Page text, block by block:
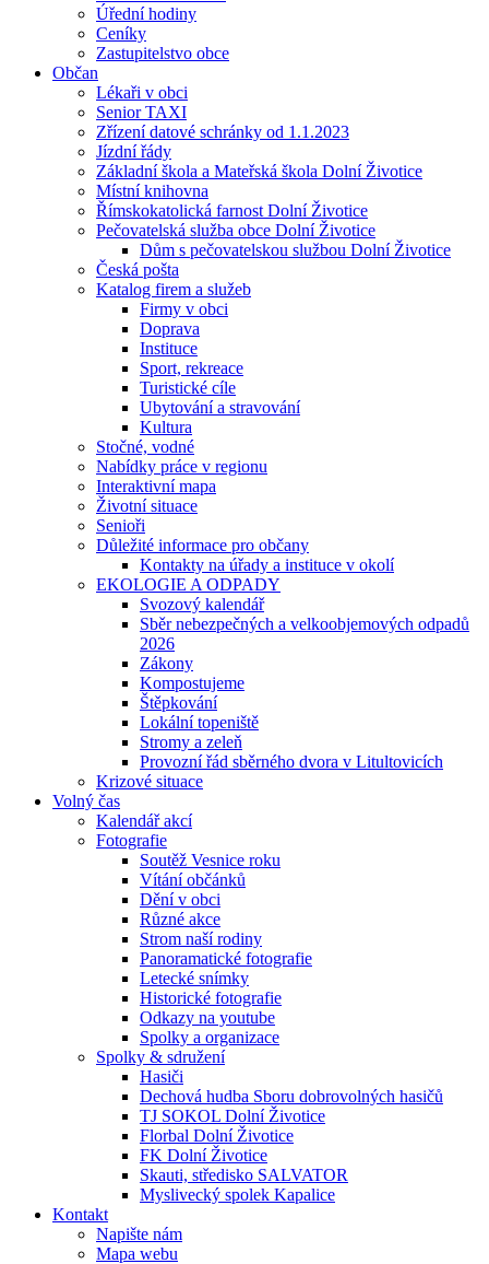
Úřední hodiny
Ceníky
Zastupitelstvo obce
Občan
Lékaři v obci
Senior TAXI
Zřízení datové schránky od 1.1.2023
Jízdní řády
Základní škola a Mateřská škola Dolní Životice
Místní knihovna
Římskokatolická farnost Dolní Životice
Pečovatelská služba obce Dolní Životice
Dům s pečovatelskou službou Dolní Životice
Česká pošta
Katalog firem a služeb
Firmy v obci
Doprava
Instituce
Sport, rekreace
Turistické cíle
Ubytování a stravování
Kultura
Stočné, vodné
Nabídky práce v regionu
Interaktivní mapa
Životní situace
Senioři
Důležité informace pro občany
Kontakty na úřady a instituce v okolí
EKOLOGIE A ODPADY
Svozový kalendář
Sběr nebezpečných a velkoobjemových odpadů
2026
Zákony
Kompostujeme
Štěpkování
Lokální topeniště
Stromy a zeleň
Provozní řád sběrného dvora v Litultovicích
Krizové situace
Volný čas
Kalendář akcí
Fotografie
Soutěž Vesnice roku
Vítání občánků
Dění v obci
Různé akce
Strom naší rodiny
Panoramatické fotografie
Letecké snímky
Historické fotografie
Odkazy na youtube
Spolky a organizace
Spolky & sdružení
Hasiči
Dechová hudba Sboru dobrovolných hasičů
TJ SOKOL Dolní Životice
Florbal Dolní Životice
FK Dolní Životice
Skauti, středisko SALVATOR
Myslivecký spolek Kapalice
Kontakt
Napište nám
Mapa webu